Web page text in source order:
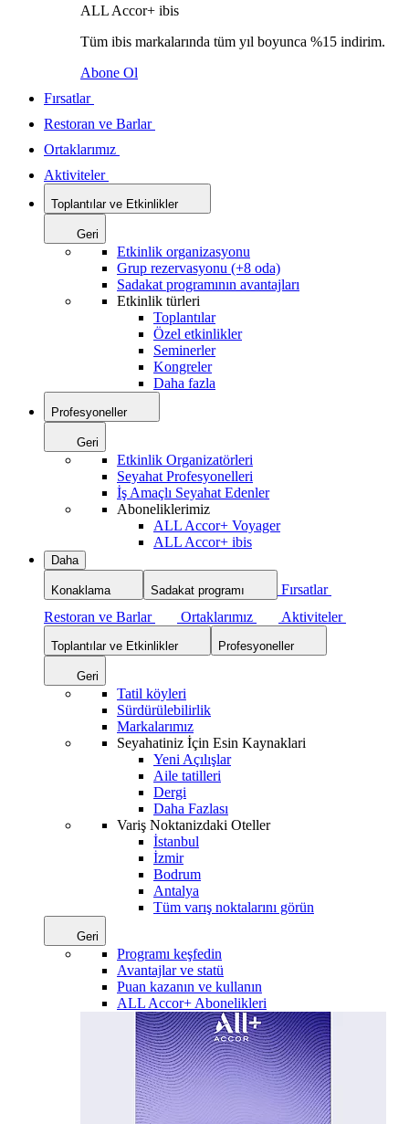
ALL Accor+ ibis
Tüm ibis markalarında tüm yıl boyunca %15 indirim.
Abone Ol
Fırsatlar
Restoran ve Barlar
Ortaklarımız
Aktiviteler
Toplantılar ve Etkinlikler
Geri
Etkinlik organizasyonu
Grup rezervasyonu (+8 oda)
Sadakat programının avantajları
Etkinlik türleri
Toplantılar
Özel etkinlikler
Seminerler
Kongreler
Daha fazla
Profesyoneller
Geri
Etkinlik Organizatörleri
Seyahat Profesyonelleri
İş Amaçlı Seyahat Edenler
Aboneliklerimiz
ALL Accor+ Voyager
ALL Accor+ ibis
Daha
Konaklama Sadakat programı
Fırsatlar
Restoran ve Barlar
Ortaklarımız Aktiviteler
Toplantılar ve Etkinlikler Profesyoneller
Geri
Tatil köyleri
Sürdürülebilirlik
Markalarımız
Seyahatiniz İçin Esin Kaynaklari
Yeni Açılışlar
Aile tatilleri
Dergi
Daha Fazlası
Variş Noktanizdaki Oteller
İstanbul
İzmir
Bodrum
Antalya
Tüm varış noktalarını görün
Geri
Programı keşfedin
Avantajlar ve statü
Puan kazanın ve kullanın
ALL Accor+ Abonelikleri